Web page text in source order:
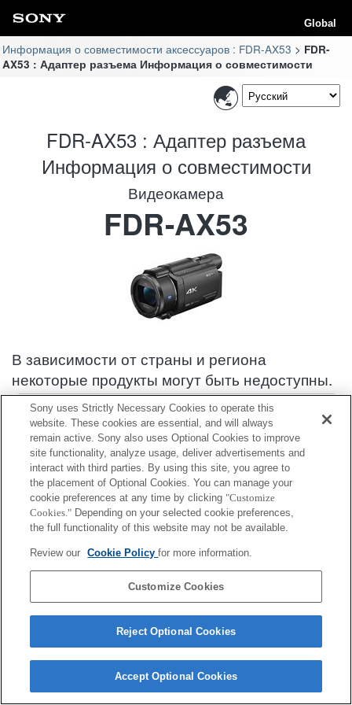
Global
Информация о совместимости аксессуаров : FDR-AX53
FDR-
AX53 : Адаптер разъема Информация о совместимости
FDR-AX53 : Адаптер разъема
Информация о совместимости
Видеокамера
FDR-AX53
В зависимости от страны и региона
некоторые продукты могут быть недоступны.
Информация о совместимости аксессуаров : FDR-AX53
Адаптер разъема
Полная совместимость
Совместимость, но с ограничениями
ADP-MAC
Sony uses Strictly Necessary Cookies to operate this
website. These cookies are essential, and will always
remain active. Sony also uses Optional Cookies to improve
site functionality, analyze usage, deliver advertisements and
interact with third parties. By using this site, you agree to
the placement of Optional Cookies. You can manage your
cookie preferences at any time by clicking "Customize
Cookies." Depending on your selected cookie preferences,
the full functionality of this website may not be available.
Review our Cookie Policyfor more information.
Customize Cookies
Reject Optional Cookies
Accept Optional Cookies